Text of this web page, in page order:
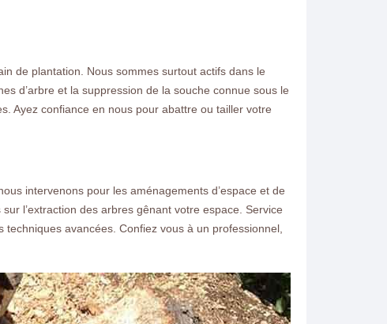
ELAGAGE
contacter
de plantation. Nous sommes surtout actifs dans le
d’arbre et la suppression de la souche connue sous le
Ayez confiance en nous pour abattre ou tailler votre
intervenons pour les aménagements d’espace et de
l’extraction des arbres gênant votre espace. Service
avancées. Confiez vous à un professionnel,